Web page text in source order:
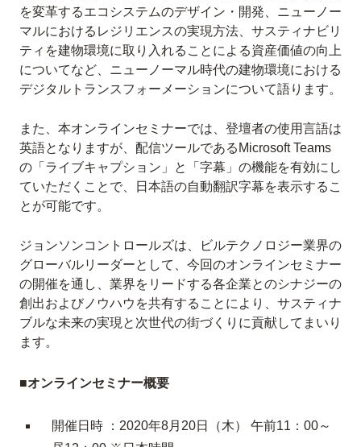
を変革するエコシステムのデザイン・開発、ニューノー
マルにおけるレジリエンスの実現方法、サスティナビリ
ティを建物環境に取り入れることによる資産価値の向上
についてなど、ニューノーマル時代の建物環境における
デジタルトランスフォーメーションについて語ります。
また、本オンラインセミナーでは、登壇者の使用言語は
英語となりますが、配信ツールであるMicrosoft Teams
の「ライブキャプション」と「字幕」の機能を有効にし
ていただくことで、日本語の自動翻訳字幕を表示するこ
とが可能です。
ジョンソンコントロールズは、ビルテクノロジー業界の
グローバルリーダーとして、今回のオンラインセミナー
の開催を通し、業界をリードする各企業とのシナジーの
創出およびノウハウを共有することにより、サスティナ
ブルな未来の実現と次世代の街づくりに貢献してまいり
ます。
■オンラインセミナー概要
開催日時 ：2020年8月20日（木） 午前11：00～